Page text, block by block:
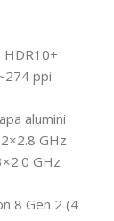
HDR10+
ppi
alumini
GHz
GHz
8 Gen 2 (4